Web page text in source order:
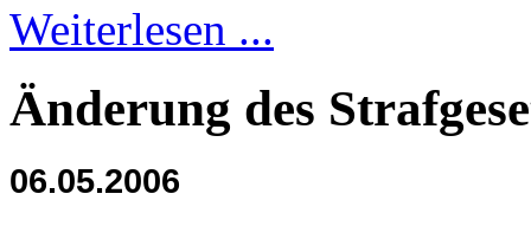
Weiterlesen ...
Änderung des
06.05.2006